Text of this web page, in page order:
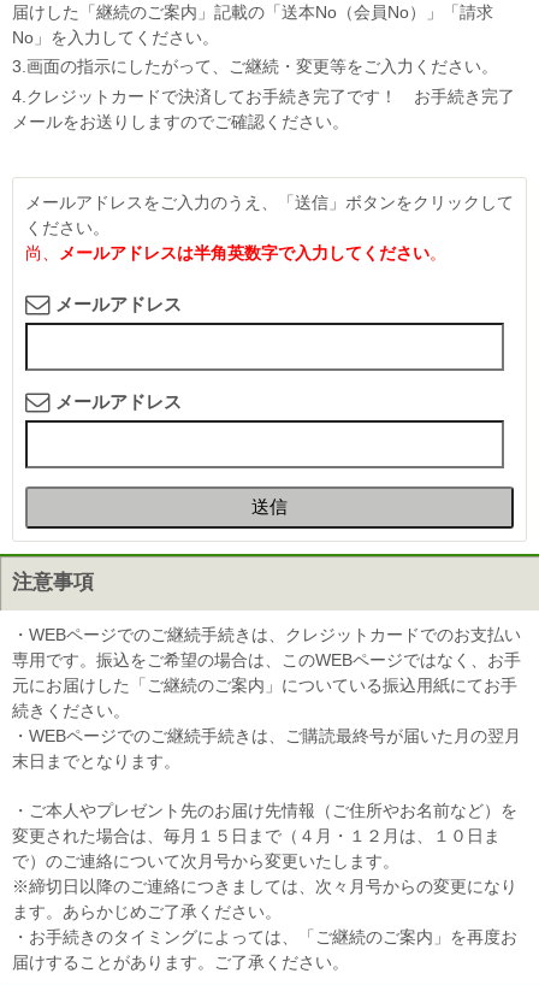
届けした「継続のご案内」記載の「送本No（会員No）」「請求
No」を入力してください。
3.画面の指示にしたがって、ご継続・変更等をご入力ください。
4.クレジットカードで決済してお手続き完了です！ お手続き完了
メールをお送りしますのでご確認ください。
メールアドレスをご入力のうえ、「送信」ボタンをクリックして
ください。
尚、
メールアドレスは半角英数字で入力してください。
メールアドレス
メールアドレス
送信
注意事項
・WEBページでのご継続手続きは、クレジットカードでのお支払い
専用です。振込をご希望の場合は、このWEBページではなく、お手
元にお届けした「ご継続のご案内」についている振込用紙にてお手
続きください。
・WEBページでのご継続手続きは、ご購読最終号が届いた月の翌月
末日までとなります。
・ご本人やプレゼント先のお届け先情報（ご住所やお名前など）を
変更された場合は、毎月１５日まで（４月・１２月は、１０日ま
で）のご連絡について次月号から変更いたします。
※締切日以降のご連絡につきましては、次々月号からの変更になり
ます。あらかじめご了承ください。
・お手続きのタイミングによっては、「ご継続のご案内」を再度お
届けすることがあります。ご了承ください。